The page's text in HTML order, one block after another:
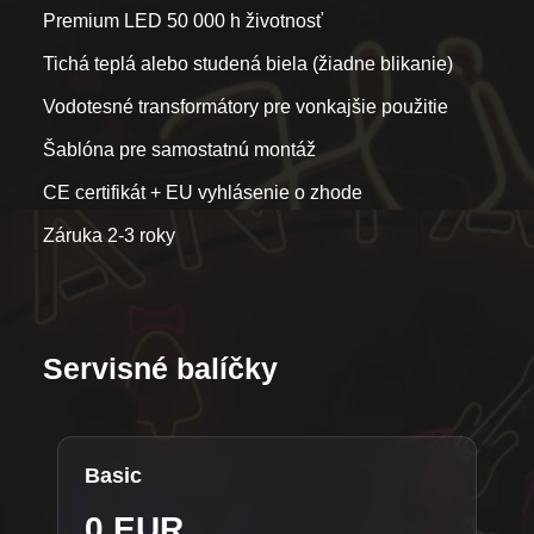
Premium LED 50 000 h životnosť
Tichá teplá alebo studená biela (žiadne blikanie)
Vodotesné transformátory pre vonkajšie použitie
Šablóna pre samostatnú montáž
CE certifikát + EU vyhlásenie o zhode
Záruka 2-3 roky
Servisné balíčky
Basic